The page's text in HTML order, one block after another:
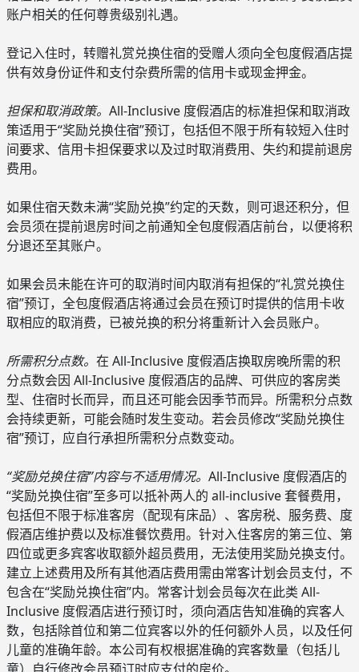
账户相关的任何尊贵级别礼遇。
登记入住时，转赠礼赏兑换住宿的受赠人须向全包度假酒店提
供有效身份证件和支付杂费所需的信用卡或现金押金。
担保和取消政策。 All-Inclusive 度假酒店的标准担保和取消政
策适用于“奖励兑换住宿”预订，包括但不限于所有较短入住时
间要求、信用卡担保要求以及过时取消费用、失约和提前退房
费用。
如果住宿天数未满“奖励兑换”约定的天数，则可退还积分，但
会员须在提前退房时间之前通知全包度假酒店前台，以便将积
分退还至其账户。
如果会员未能在许可的取消时间内取消有担保的“礼赏兑换住
宿”预订，全包度假酒店将通过会员在预订时提供的信用卡收
取相应的取消费，已被兑换的积分将重新计入会员账户。
所需积分点数。 在 All-Inclusive 度假酒店换取房晚所需的积
分点数会因 All-Inclusive 度假酒店的品牌、可供应的客房类
型、住宿时长而异，而且还可能会因季节而异。所需积分点数
会持续更新，可能会随时发生变动。若会员修改“奖励兑换住
宿”预订，应自行承担所需积分点数变动。
“奖励兑换住宿”内容与不适用情况。 All-Inclusive 度假酒店的
“奖励兑换住宿”至多可以抵补两人的 all-inclusive 套餐费用，
包括但不限于标准客房（配现有床品）、客房税、服务费、度
假酒店维护费以及标准餐饮费用。针对入住客房的第三位、第
四位或更多宾客收取额外超员费用，无法使用奖励兑换支付。
建立上述费用及所有其他酒店费用需由常客计划会员支付，不
包含在“奖励兑换住宿”内。常客计划会员每次在此类 All-
Inclusive 度假酒店进行预订时，须向酒店告知准确的宾客人
数，包括除首位和第二位宾客以外的任何额外人员，以及任何
儿童的准确年龄。本公司有权根据准确的宾客数量（包括儿